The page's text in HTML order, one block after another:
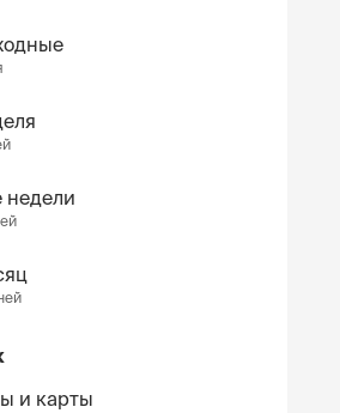
недели
и карты